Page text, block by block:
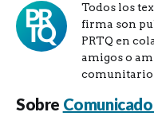
Todos los
firma son
PRTQ en
amigos o
Sobre